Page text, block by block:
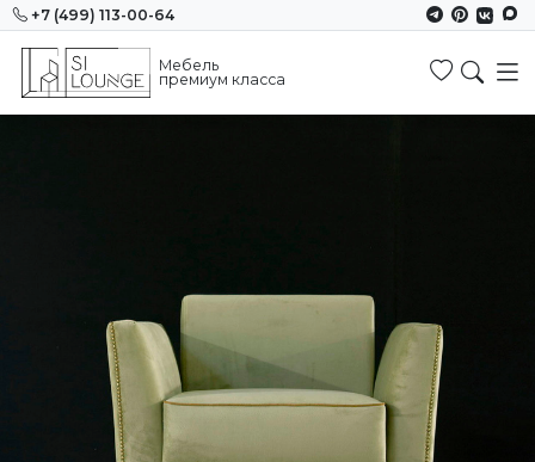
+7 (499) 113-00-64
Мебель
премиум класса